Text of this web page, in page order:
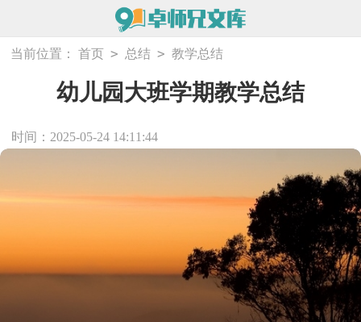
当前位置： 首页 > 总结 > 教学总结
幼儿园大班学期教学总结
时间：2025-05-24 14:11:44